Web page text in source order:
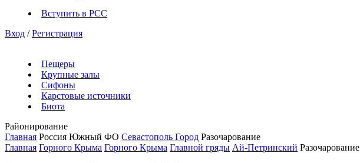
Вступить в РСС
Вход / Регистрация
Пещеры
Крупные залы
Сифоны
Карстовые источники
Биота
Районирование
Главная Россия Южный ФО Севастополь Город Разочарование
Главная Горного Крыма Горного Крыма Главной гряды Ай-Петринский Разочарование